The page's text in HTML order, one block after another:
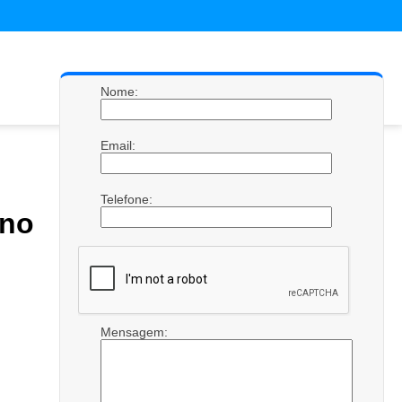
Nome:
Email:
Telefone:
Mensagem: